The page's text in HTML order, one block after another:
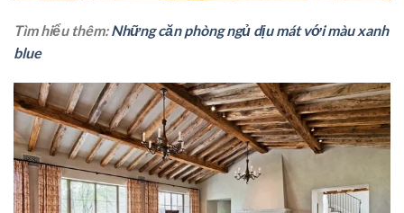
Tìm hiểu thêm:Những căn phòng ngủ dịu mát với màu xanh
blue